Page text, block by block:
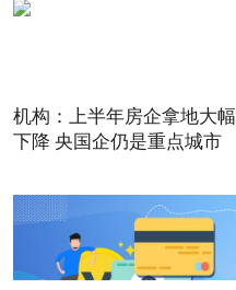
机构：上半年房企拿地大幅
下降 央国企仍是重点城市